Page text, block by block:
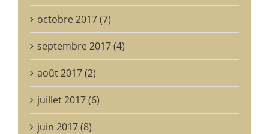
octobre 2017 (7)
septembre 2017 (4)
août 2017 (2)
juillet 2017 (6)
juin 2017 (8)